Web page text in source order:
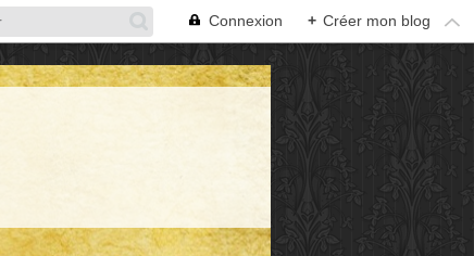
Connexion + Créer mon blog